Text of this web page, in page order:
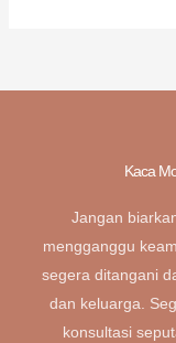
Kaca
Jangan
mengganggu
segera ditangani
dan keluarga.
konsultasi